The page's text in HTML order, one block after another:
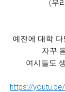
(우
예전에 대학
자꾸
여시들도
https://